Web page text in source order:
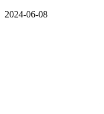
2024-06-08